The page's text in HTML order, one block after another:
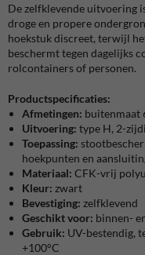
De zelfklevende uitvoering
droge en propere
hoekstuk discreet, terwijl
beschermt tegen dagelijks
rolcontainers of personen.
Productspecificaties:
Afmetingen: buitenmaat
Uitvoering: type H, 2-
Toepassing:
hoekpunten en
Materiaal: CFK-vrij
Kleur: zwart
Bevestiging: zelfklevend
Geschikt voor: binnen-
Gebruik: UV-bestendig,
+100°C